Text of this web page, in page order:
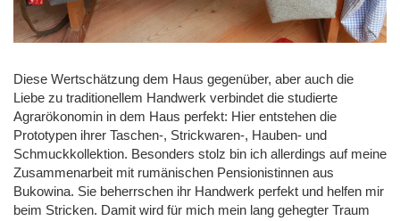
Diese Wertschätzung dem Haus gegenüber, aber auch die
Liebe zu traditionellem Handwerk verbindet die studierte
Agrarökonomin in dem Haus perfekt: Hier entstehen die
Prototypen ihrer Taschen-, Strickwaren-, Hauben- und
Schmuckkollektion. Besonders stolz bin ich allerdings auf meine
Zusammenarbeit mit rumänischen Pensionistinnen aus
Bukowina. Sie beherrschen ihr Handwerk perfekt und helfen mir
beim Stricken. Damit wird für mich mein lang gehegter Traum